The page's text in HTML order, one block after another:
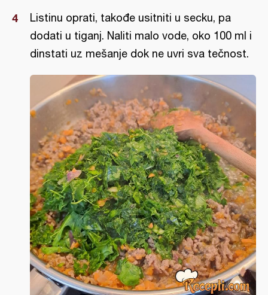
Listinu oprati, takođe usitniti u secku, pa
dodati u tiganj. Naliti malo vode, oko 100 ml i
dinstati uz mešanje dok ne uvri sva tečnost.